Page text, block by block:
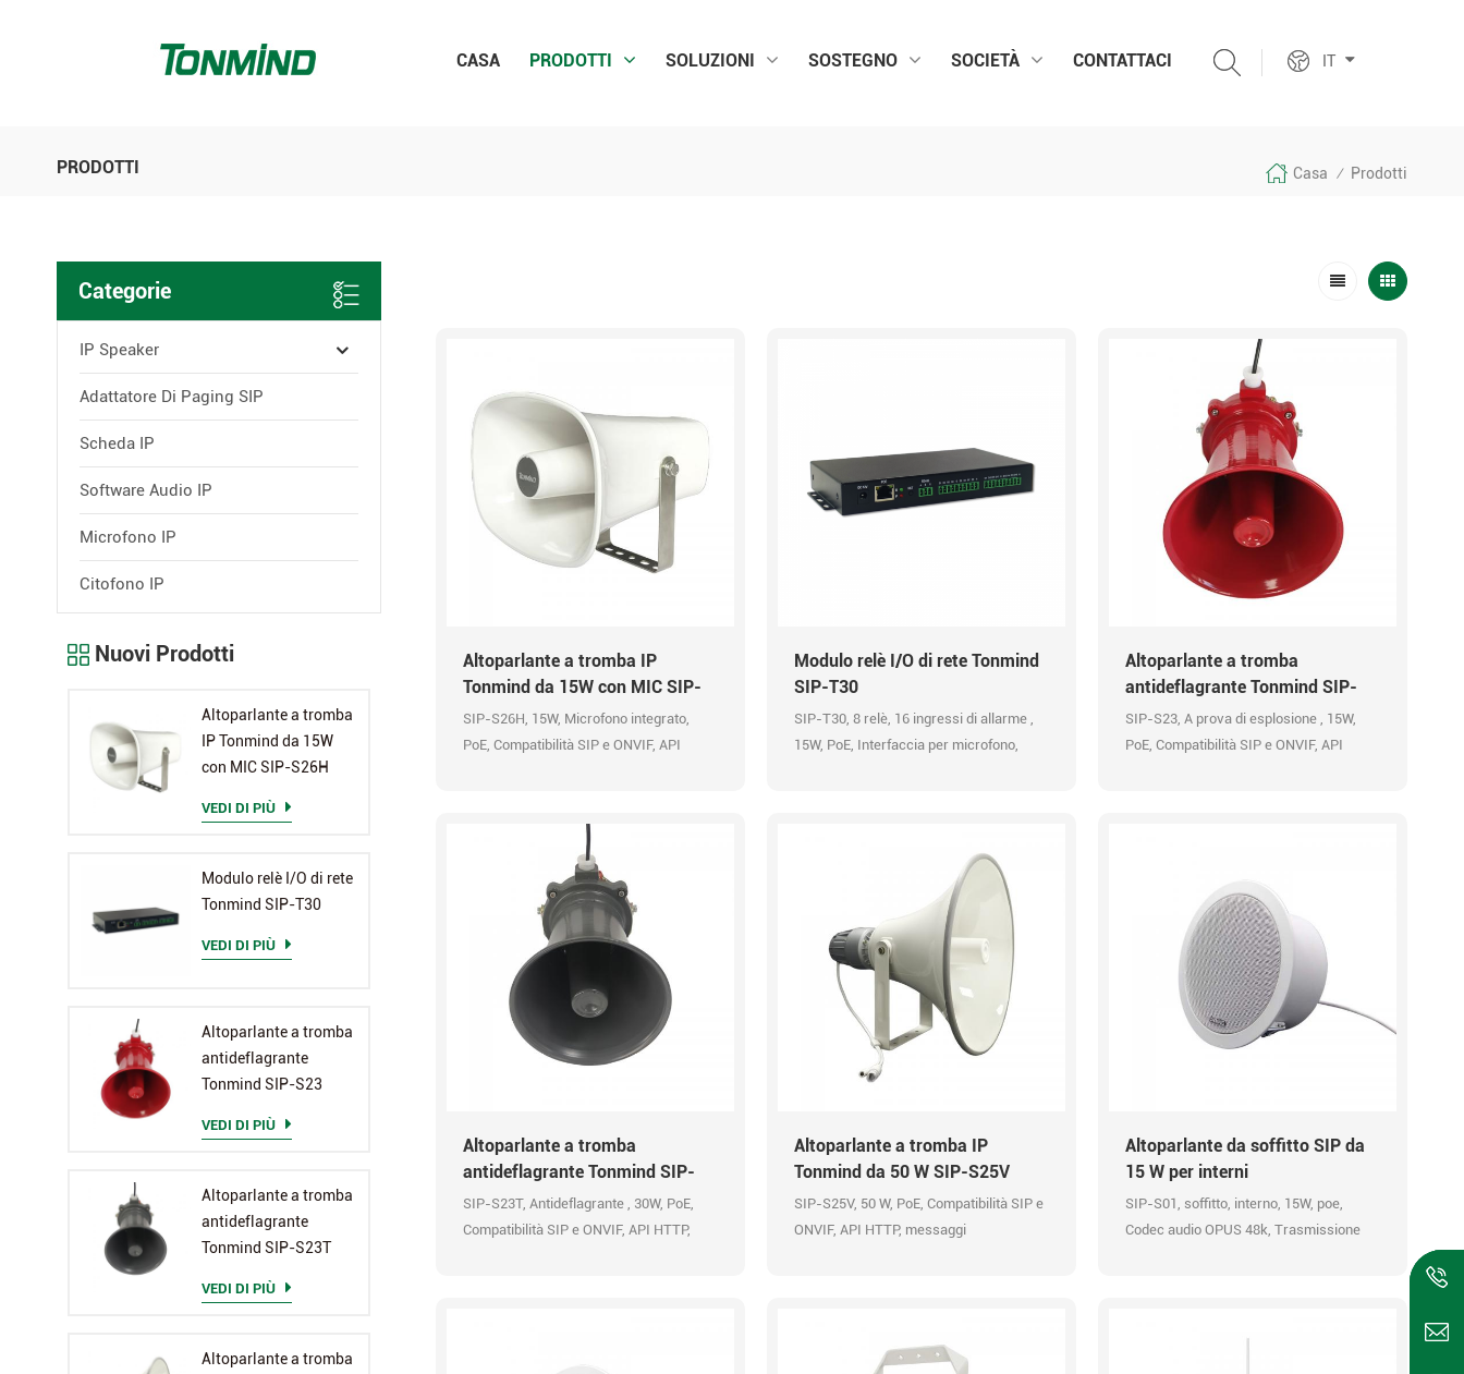
IT
CASA PRODOTTI SOLUZIONI SOSTEGNO SOCIETÀ CONTATTACI
PRODOTTI Casa / Prodotti
Categorie
IP Speaker
Adattatore Di Paging SIP
Scheda IP
Software Audio IP
Microfono IP
Citofono IP
Nuovi Prodotti
Altoparlante a tromba
IP Tonmind da 15W
con MIC SIP-S26H
VEDI DI PIÙ
Modulo relè I/O di rete
Tonmind SIP-T30
VEDI DI PIÙ
Altoparlante a tromba
antideflagrante
Tonmind SIP-S23
VEDI DI PIÙ
Altoparlante a tromba
antideflagrante
Tonmind SIP-S23T
VEDI DI PIÙ
Altoparlante a tromba
Altoparlante a tromba IP
Tonmind da 15W con MIC SIP-
S26H
SIP-S26H, 15W, Microfono integrato,
PoE, Compatibilità SIP e ONVIF, API
Codec audio OPUS a 48K, Trasmissione
Modulo relè I/O di rete Tonmind
SIP-T30
SIP-T30, 8 relè, 16 ingressi di allarme ,
15W, PoE, Interfaccia per microfono,
Altoparlante a tromba
antideflagrante Tonmind SIP-
S23
SIP-S23, A prova di esplosione , 15W,
PoE, Compatibilità SIP e ONVIF, API
Altoparlante a tromba
antideflagrante Tonmind SIP-
S23T
SIP-S23T, Antideflagrante , 30W, PoE,
Compatibilità SIP e ONVIF, API HTTP,
Altoparlante a tromba IP
Tonmind da 50 W SIP-S25V
SIP-S25V, 50 W, PoE, Compatibilità SIP e
ONVIF, API HTTP, messaggi
Altoparlante da soffitto SIP da
15 W per interni
SIP-S01, soffitto, interno, 15W, poe,
Codec audio OPUS 48k, Trasmissione